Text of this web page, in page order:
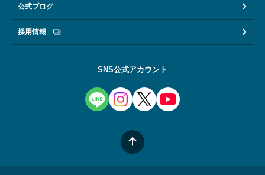
公式ブログ
採用情報
SNS公式アカウント